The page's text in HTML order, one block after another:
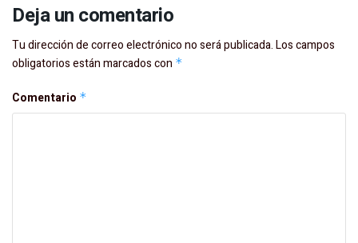
Deja un comentario
Tu dirección de correo electrónico no será publicada.Los campos
obligatorios están marcados con *
Comentario *